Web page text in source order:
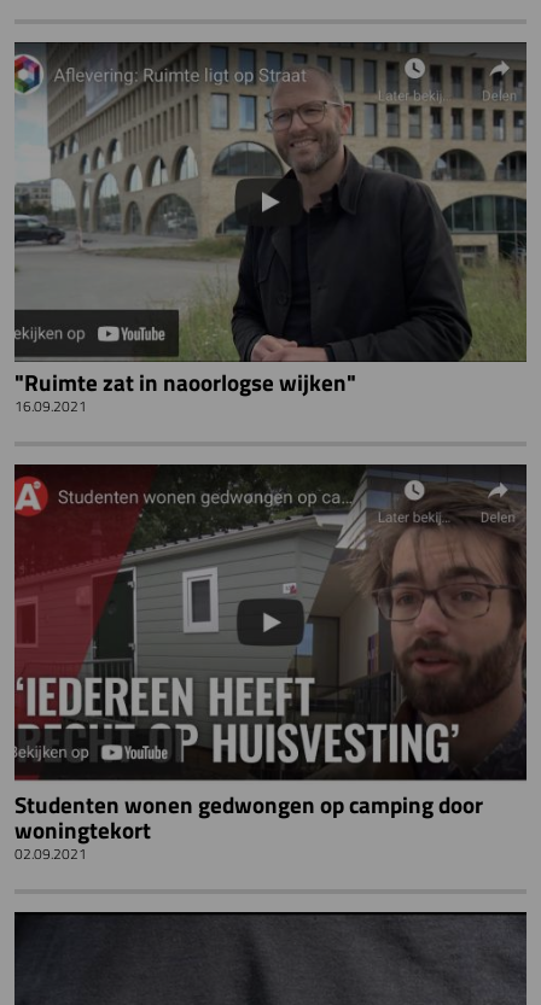
"Ruimte zat in naoorlogse wijken"
16.09.2021
Studenten wonen gedwongen op camping door
woningtekort
02.09.2021